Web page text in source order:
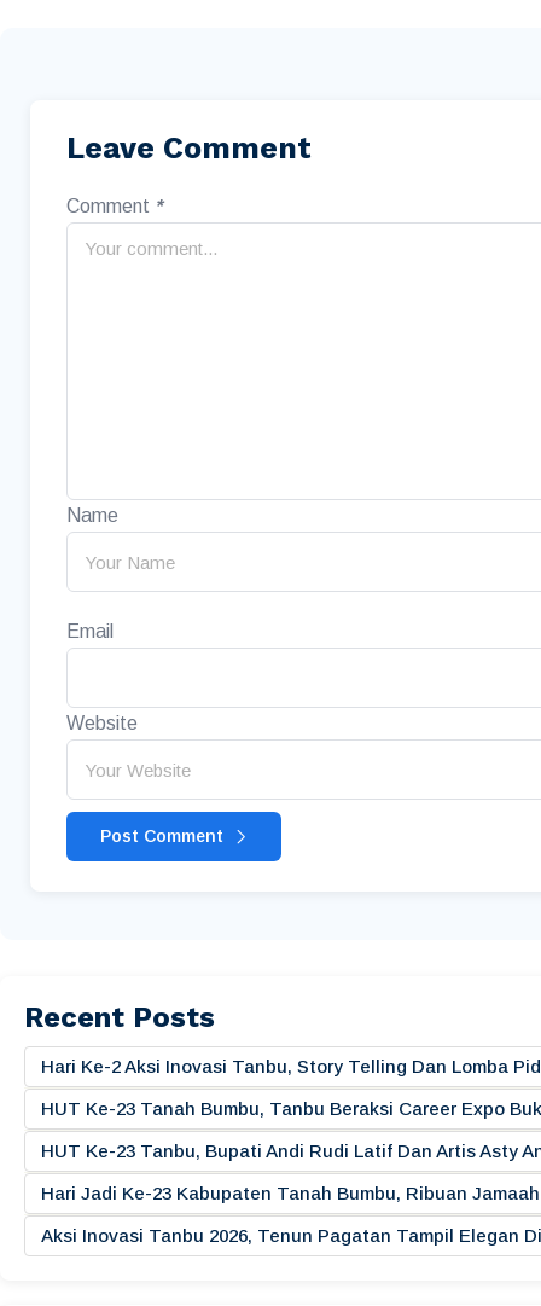
Leave Comment
Comment *
Name
Email
Website
Post Comment
Recent Posts
Hari Ke-2 Aksi Inovasi Tanbu, Story Telling Dan Lomba
HUT Ke-23 Tanah Bumbu, Tanbu Beraksi Career Expo
HUT Ke-23 Tanbu, Bupati Andi Rudi Latif Dan Artis Asty
Hari Jadi Ke-23 Kabupaten Tanah Bumbu, Ribuan
Aksi Inovasi Tanbu 2026, Tenun Pagatan Tampil Elegan